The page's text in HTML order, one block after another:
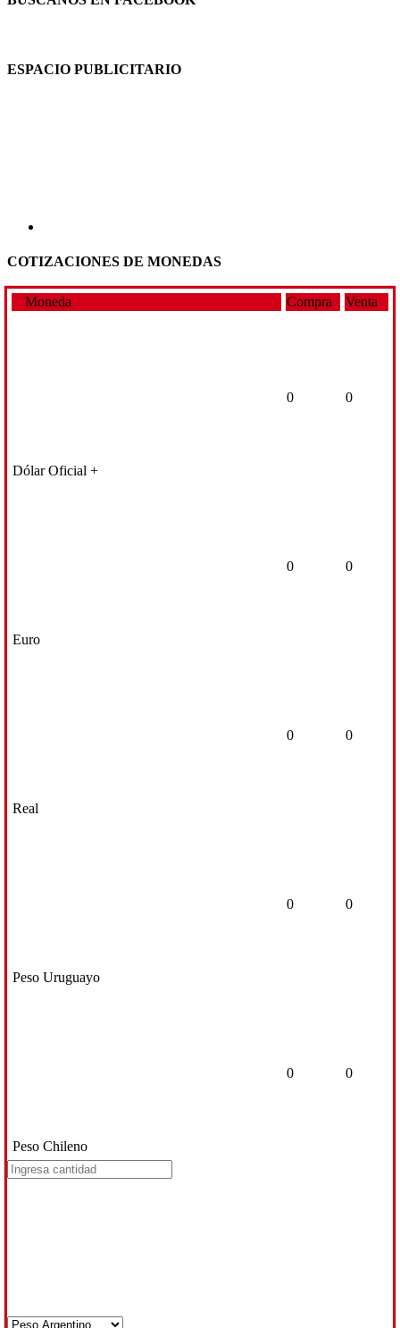
ESPACIO PUBLICITARIO
COTIZACIONES DE MONEDAS
Moneda Compra Venta
Dólar Oficial +
0 0
Euro
0 0
Real
0 0
Peso Uruguayo
0 0
Peso Chileno
0 0